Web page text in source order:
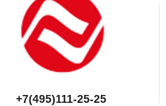
+7(495)111-25-25